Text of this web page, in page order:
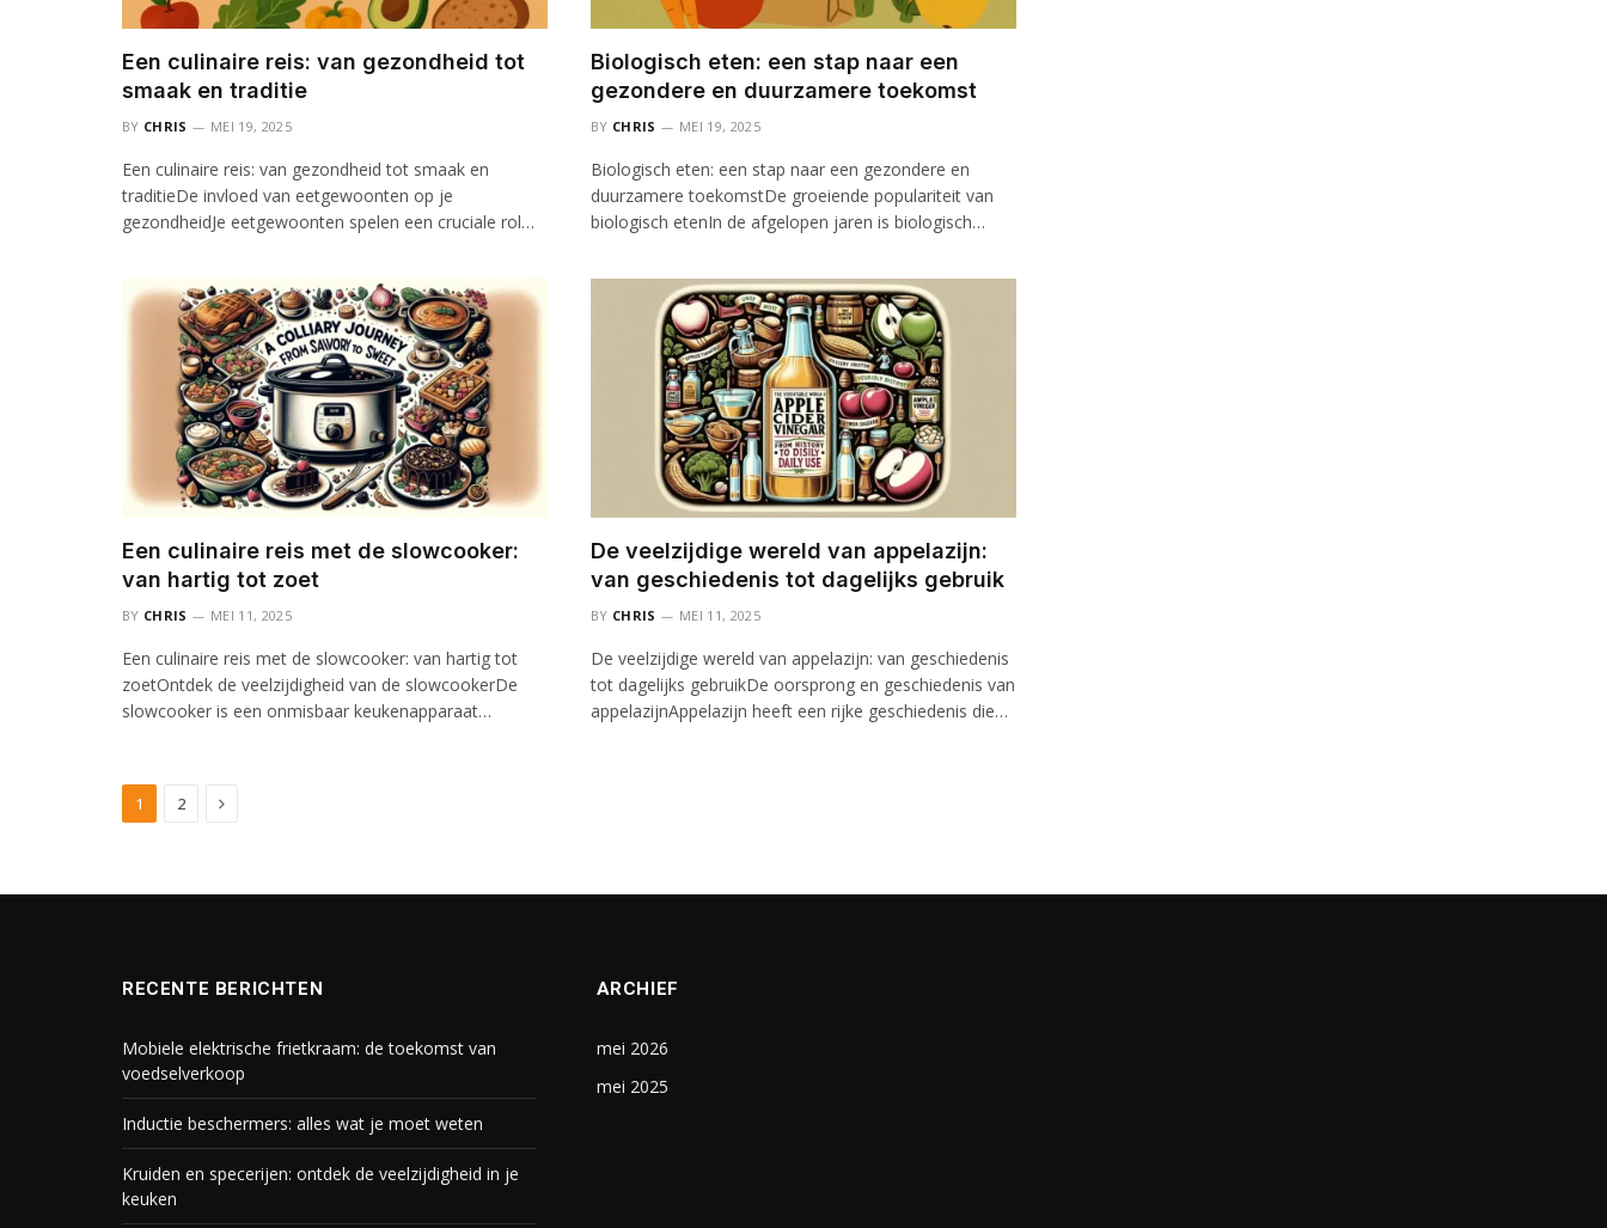
Een culinaire reis: van gezondheid tot
smaak en traditie
BY CHRIS MEI 19, 2025
Een culinaire reis: van gezondheid tot smaak en
traditieDe invloed van eetgewoonten op je
gezondheidJe eetgewoonten spelen een cruciale rol…
Biologisch eten: een stap naar een
gezondere en duurzamere toekomst
BY CHRIS MEI 19, 2025
Biologisch eten: een stap naar een gezondere en
duurzamere toekomstDe groeiende populariteit van
biologisch etenIn de afgelopen jaren is biologisch…
Een culinaire reis met de slowcooker:
van hartig tot zoet
BY CHRIS MEI 11, 2025
Een culinaire reis met de slowcooker: van hartig tot
zoetOntdek de veelzijdigheid van de slowcookerDe
slowcooker is een onmisbaar keukenapparaat…
De veelzijdige wereld van appelazijn:
van geschiedenis tot dagelijks gebruik
BY CHRIS MEI 11, 2025
De veelzijdige wereld van appelazijn: van geschiedenis
tot dagelijks gebruikDe oorsprong en geschiedenis van
appelazijnAppelazijn heeft een rijke geschiedenis die…
1 2 Next
RECENTE BERICHTEN
Mobiele elektrische frietkraam: de toekomst van
voedselverkoop
Inductie beschermers: alles wat je moet weten
Kruiden en specerijen: ontdek de veelzijdigheid in je
keuken
ARCHIEF
mei 2026
mei 2025